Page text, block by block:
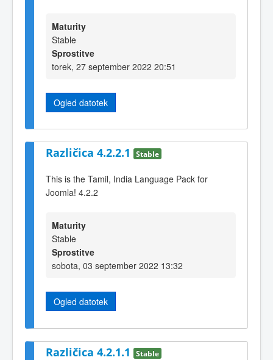
Maturity
Stable
Sprostitve
torek, 27 september 2022 20:51
Ogled datotek
Različica 4.2.2.1 Stable
This is the Tamil, India Language Pack for
Joomla! 4.2.2
Maturity
Stable
Sprostitve
sobota, 03 september 2022 13:32
Ogled datotek
Različica 4.2.1.1 Stable